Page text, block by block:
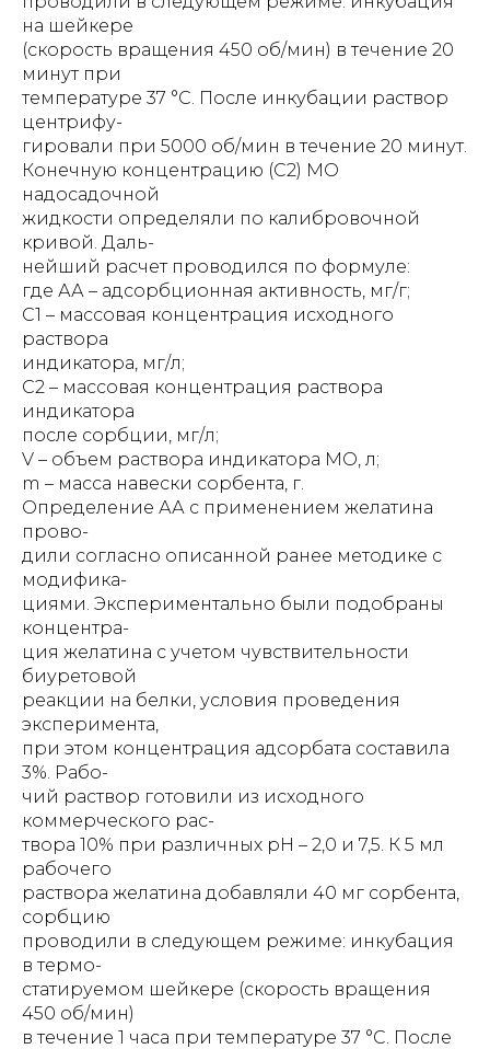
на шейкере
(скорость вращения 450 об/мин) в течение 20
минут при
температуре 37 °С. После инкубации раствор
центрифу-
гировали при 5000 об/мин в течение 20 минут.
Конечную концентрацию (С2) МО
надосадочной
жидкости определяли по калибровочной
кривой. Даль-
нейший расчет проводился по формуле:
где АА – адсорбционная активность, мг/г;
С1 – массовая концентрация исходного
раствора
индикатора, мг/л;
С2 – массовая концентрация раствора
индикатора
после сорбции, мг/л;
V – объем раствора индикатора МО, л;
m – масса навески сорбента, г.
Определение АА с применением желатина
прово-
дили согласно описанной ранее методике с
модифика-
циями. Экспериментально были подобраны
концентра-
ция желатина с учетом чувствительности
биуретовой
реакции на белки, условия проведения
эксперимента,
при этом концентрация адсорбата составила
3%. Рабо-
чий раствор готовили из исходного
коммерческого рас-
твора 10% при различных рН – 2,0 и 7,5. К 5 мл
рабочего
раствора желатина добавляли 40 мг сорбента,
сорбцию
проводили в следующем режиме: инкубация
в термо-
статируемом шейкере (скорость вращения
450 об/мин)
в течение 1 часа при температуре 37 °С. После